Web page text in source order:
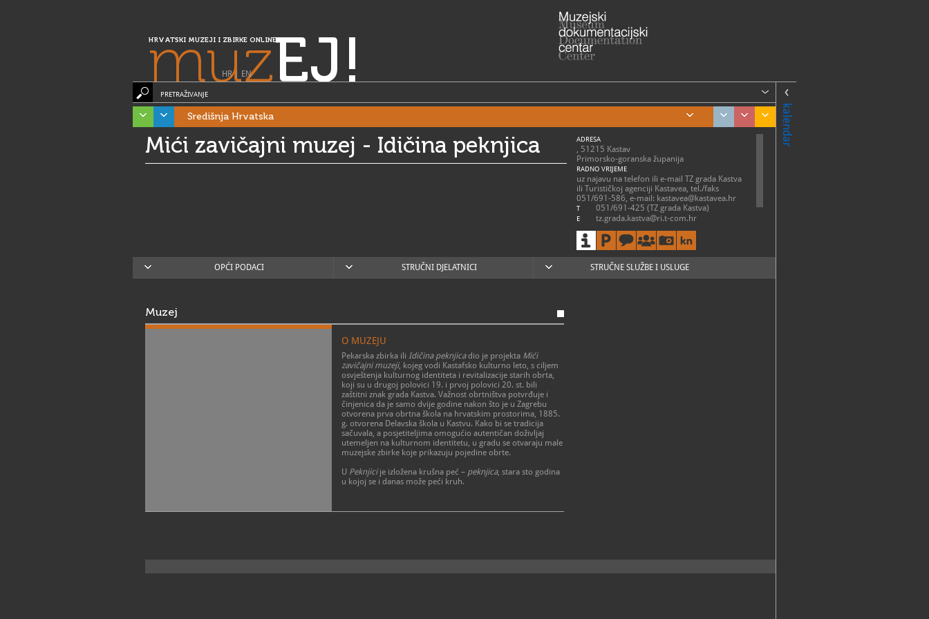
HRVATSKI MUZEJI I ZBIRKE ONLINE
muzEJ!
HR| EN
kalendar
PRETRAŽIVANJE
Središnja Hrvatska
Mići zavičajni muzej - Idičina peknjica ADRESA
, 51215 Kastav
Primorsko-goranska županija
RADNO VRIJEME
uz najavu na telefon ili e-mail TZ grada Kastva
ili Turističkoj agenciji Kastavea, tel./faks
051/691-586, e-mail: kastavea@kastavea.hr
T 051/691-425 (TZ grada Kastva)
E tz.grada.kastva@ri.t-com.hr
http://www.kastav-
touristinfo.hr/hr/86/mici-zav...
OPĆI PODACI STRUČNI DJELATNICI STRUČNE SLUŽBE I USLUGE
Muzej
O MUZEJU
Pekarska zbirka ili Idičina peknjicadio je projekta Mići
zavičajni muzeji, kojeg vodi Kastafsko kulturno leto, s ciljem
osvještenja kulturnog identiteta i revitalizacije starih obrta,
koji su u drugoj polovici 19. i prvoj polovici 20. st. bili
zaštitni znak grada Kastva. Važnost obrtništva potvrđuje i
činjenica da je samo dvije godine nakon što je u Zagrebu
otvorena prva obrtna škola na hrvatskim prostorima, 1885.
g. otvorena Delavska škola u Kastvu. Kako bi se tradicija
sačuvala, a posjetiteljima omogućio autentičan doživljaj
utemeljen na kulturnom identitetu, u gradu se otvaraju male
muzejske zbirke koje prikazuju pojedine obrte.
U Peknjicije izložena krušna peć – peknjica, stara sto godina
u kojoj se i danas može peći kruh.